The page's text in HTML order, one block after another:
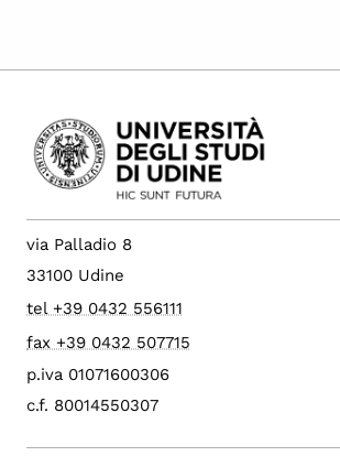
via Palladio 8
33100 Udine
tel +39 0432 556111
fax +39 0432 507715
p.iva 01071600306
c.f. 80014550307